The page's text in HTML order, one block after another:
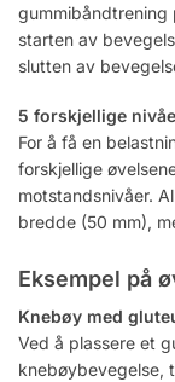
gummibåndtrening
starten av
slutten av
5 forskjellige
For å få en
forskjellige
motstandsnivåer.
bredde (50 mm),
Eksempel på
Knebøy med
Ved å plassere et
knebøybevegelse,